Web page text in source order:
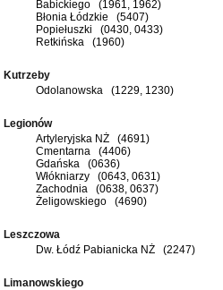
Babickiego (1961, 1962)
Błonia Łódzkie (5407)
Popiełuszki (0430, 0433)
Retkińska (1960)
Kutrzeby
Odolanowska (1229, 1230)
Legionów
Artyleryjska NŻ (4691)
Cmentarna (4406)
Gdańska (0636)
Włókniarzy (0643, 0631)
Zachodnia (0638, 0637)
Żeligowskiego (4690)
Leszczowa
Dw. Łódź Pabianicka NŻ (2247)
Limanowskiego